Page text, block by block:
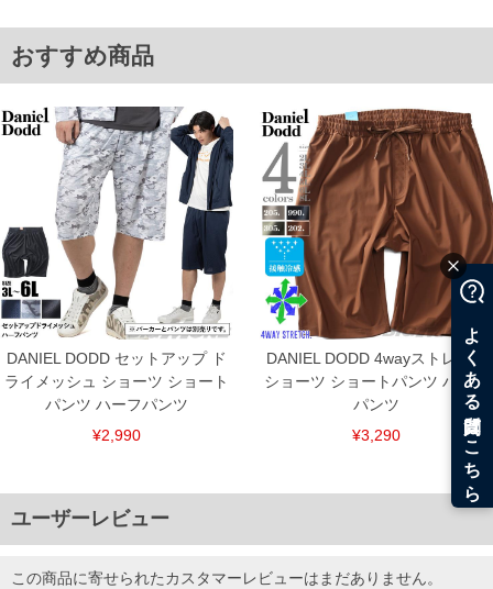
3L/90～116/130/40/30/34.5
4L/100～126/140/43/31/35.5
5L/110～136/150/46/32/37.0
6L/120～146/160/49/33/38.0
単位はcm
※【返品交換について】
返品交換希望の方は、商品到着後1週間以内にご連絡ください。
下着(肌着)やワイシャツは商品の性質上、返品交換不可とさせて頂いております。予め
ご了承くださいませ。
※【ボトムの裾上げをご希望の場合】
裾上げ料金は500円+税となります。
備考欄に股下●cmとご記入下さい。（裾上げ無料対象商品は1本につき税込6,000円以
上の品が対象。1本5,999円以下の商品は有料（500円+税）となります。）
出荷まで約1週間～20日間程お時間を頂く場合がございます。
尚、裾上げした商品は返品・交換不可となりますので、予めご了承下さい。
一部、お直しに対応出来ない商品がございます。(例：裾にファスナーや調節ひもが付
いている、極端なデザインが施されている等)
※商品によって若干のサイズの誤差がございます。また、お客様がご使用の環境（コ
ンピュータ画面）によって、商品の色味が若干異なる場合がございます。予めご了承
※当店での掲載商品は、実店鋪と在庫を共用しておりますので店頭での売り違い、店
舗からのお取り寄せ等により、お客様にご迷惑をお掛けしてしまう場合がございま
す。そのようなことがない様最大限に努めておりますが、もしあった場合速やかにご
連絡させて頂きますので予めご了承ください。
ITEM INTRODUCTION
おすすめ商品
DANIEL DODD セットアップ ド
ライメッシュ ショーツ ショート
パンツ ハーフパンツ
¥2,990
DANIEL DODD 4wayストレッチ
ショーツ ショートパンツ ハーフ
パンツ
¥3,290
ユーザーレビュー
この商品に寄せられたカスタマーレビューはまだありません。